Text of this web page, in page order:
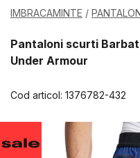
IMBRACAMINTE
Pantaloni scurti Barbati
Under Armour
Cod articol: 1376782-432